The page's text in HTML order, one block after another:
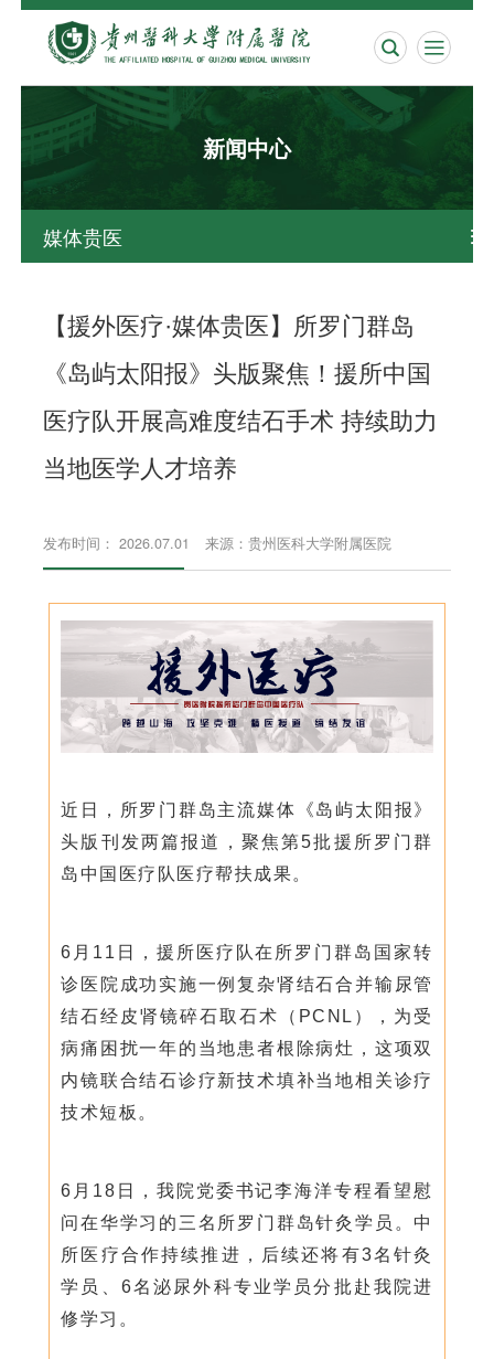
 
新闻中心
媒体贵医 
【援外医疗·媒体贵医】所罗门群岛
《岛屿太阳报》头版聚焦！援所中国
医疗队开展高难度结石手术 持续助力
当地医学人才培养
发布时间： 2026.07.01 来源：贵州医科大学附属医院
近日，所罗门群岛主流媒体《岛屿太阳报》
头版刊发两篇报道，聚焦第5批援所罗门群
岛中国医疗队医疗帮扶成果。
6月11日，援所医疗队在所罗门群岛国家转
诊医院成功实施一例复杂肾结石合并输尿管
结石经皮肾镜碎石取石术（PCNL），为受
病痛困扰一年的当地患者根除病灶，这项双
内镜联合结石诊疗新技术填补当地相关诊疗
技术短板。
6月18日，我院党委书记李海洋专程看望慰
问在华学习的三名所罗门群岛针灸学员。中
所医疗合作持续推进，后续还将有3名针灸
学员、6名泌尿外科专业学员分批赴我院进
修学习。